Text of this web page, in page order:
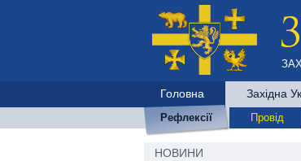
Головна Західна
Рефлексії Провід
НОВИНИ